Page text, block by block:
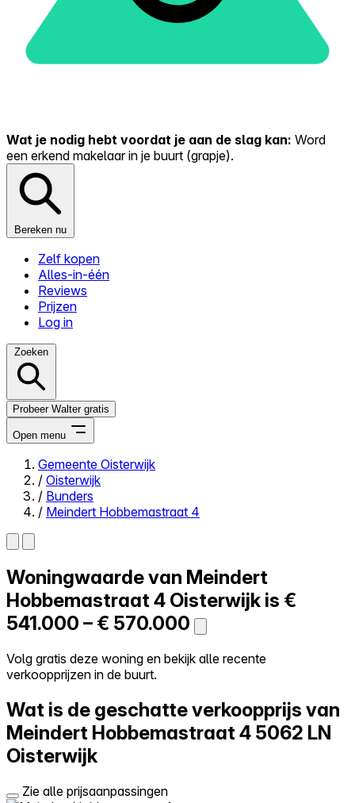
Wat je nodig hebt voordat je aan de slag kan: Word
een erkend makelaar in je buurt (grapje).
Bereken nu
Zelf kopen
Alles-in-één
Reviews
Prijzen
Log in
Zoeken
Probeer Walter gratis
Open menu
Close menu
Zelf kopen
Alles-in-één
Reviews
Prijzen
Log in
Probeer Walter gratis
Gemeente Oisterwijk
/ Oisterwijk
/ Bunders
/ Meindert Hobbemastraat 4
Woningwaarde van Meindert
Hobbemastraat 4 Oisterwijk is €
541.000 – € 570.000
Volg gratis deze woning en bekijk alle recente
verkoopprijzen in de buurt.
Wat is de geschatte verkoopprijs van
Meindert Hobbemastraat 4 5062 LN
Oisterwijk
Zie alle prijsaanpassingen